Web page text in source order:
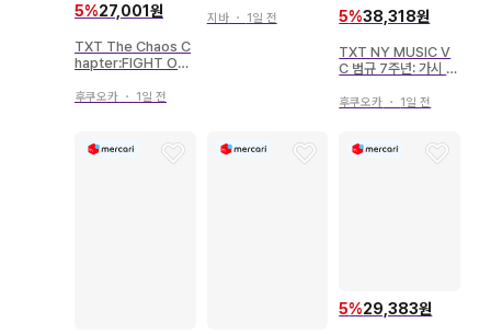
5%27,001원
TXT The Chaos C
hapter:FIGHT OR
KAI 트레이딩 카드
후쿠오카 ・ 1일 전
N 짙은 녹색
지바・ 1일 전 5%38,318원
TXT NY MUSIC V
C 범규 7주년: 가시 속
후쿠오카 ・ 1일 전
5%29,383원